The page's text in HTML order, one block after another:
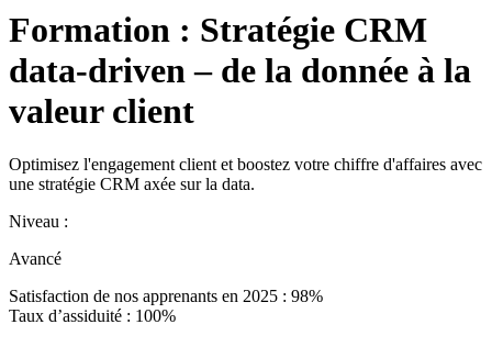
Formation : Stratégie CRM
data-driven – de la donnée à la
valeur client
Optimisez l'engagement client et boostez votre chiffre d'affaires avec
une stratégie CRM axée sur la data.
Niveau :
Avancé
Satisfaction de nos apprenants en 2025 : 98%
Taux d’assiduité : 100%